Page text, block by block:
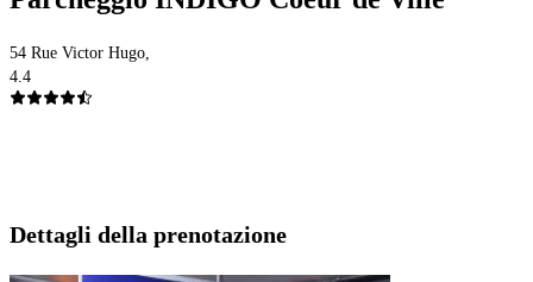
54 Rue Victor Hugo,
4.4
Dettagli della prenotazione